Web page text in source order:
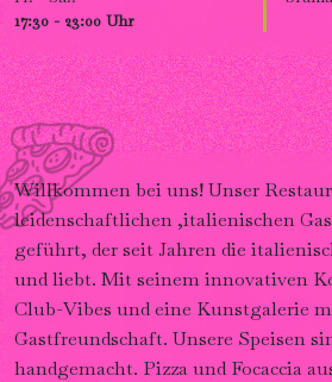
17:30 - 23:00 Uhr
Willkommen bei uns! Unser
leidenschaftlichen ,italienischen
geführt, der seit Jahren die
und liebt. Mit seinem innovativen
Club-Vibes und eine Kunstgalerie
Gastfreundschaft. Unsere Speisen
handgemacht. Pizza und Focaccia